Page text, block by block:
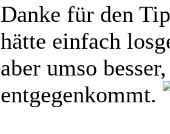
Danke für den
hätte einfach
aber umso
entgegenkommt.